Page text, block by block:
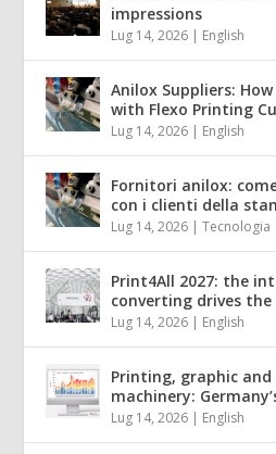
impressions
Lug 14, 2026 | English
Anilox Suppliers:
with Flexo Printing
Lug 14, 2026 | English
Fornitori anilox:
con i clienti della
Lug 14, 2026 |Tecnologia
Print4All 2027: the
converting drives
Lug 14, 2026 | English
Printing, graphic
machinery:
Lug 14, 2026 | English